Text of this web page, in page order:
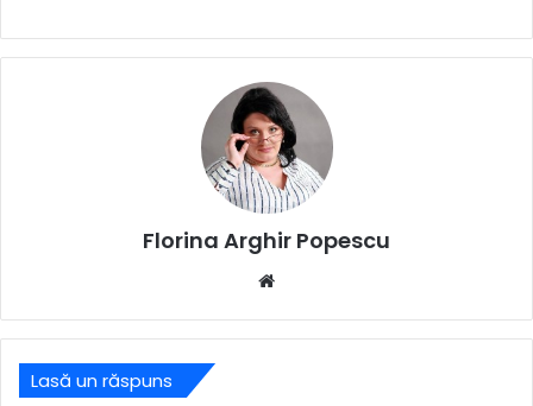
Florina Arghir Popescu
Lasă un răspuns